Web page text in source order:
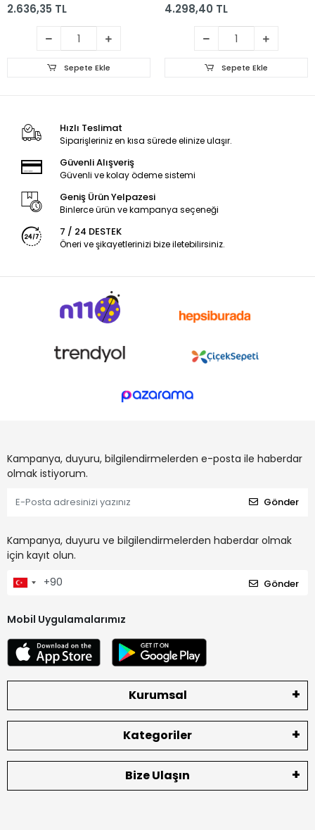
2.636,35 TL
Sepete Ekle
4.298,40 TL
Sepete Ekle
Hızlı Teslimat
Siparişleriniz en kısa sürede elinize ulaşır.
Güvenli Alışveriş
Güvenli ve kolay ödeme sistemi
Geniş Ürün Yelpazesi
Binlerce ürün ve kampanya seçeneği
7 / 24 DESTEK
Öneri ve şikayetlerinizi bize iletebilirsiniz.
Kampanya, duyuru, bilgilendirmelerden e-posta ile haberdar
olmak istiyorum.
Gönder
Kampanya, duyuru ve bilgilendirmelerden haberdar olmak
için kayıt olun.
Gönder
Mobil Uygulamalarımız
Kurumsal
Kategoriler
Bize Ulaşın